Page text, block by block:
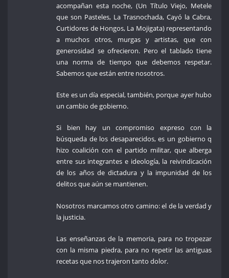
acompañan esta noche, (Un Título Viejo, Metele
que son Pasteles, La Trasnochada, Cayó la Cabra,
Curtidores de Hongos, La Mojigata) representando
a muchos otros, murgas y artistas, que con
generosidad se ofrecieron. Pero el tablado tiene
una norma de tiempo que debemos respetar.
Sabemos que están entre nosotros.
Este es un día especial, también, porque ayer hubo
un cambio de gobierno.
Si bien hay un compromiso expreso con la
búsqueda de los desaparecidos, es un gobierno q
hizo coalición con el partido militar, que alberga
entre sus integrantes e ideología, la reivindicación
de los años de dictadura y la impunidad de los
delitos que aún se mantienen.
Nosotros marcamos otro camino: el de la verdad y
la justicia.
Las enseñanzas de la memoria, para no tropezar
con la misma piedra, para no repetir las antiguas
recetas que nos trajeron tanto dolor.